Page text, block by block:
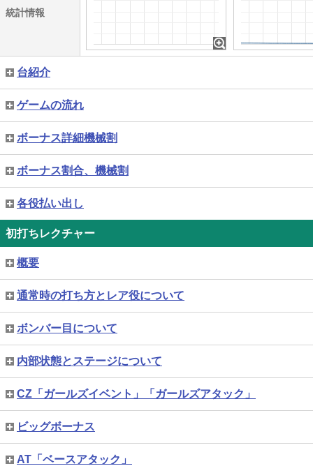
統計情報
台紹介
ゲームの流れ
ボーナス詳細機械割
ボーナス割合、機械割
各役払い出し
初打ちレクチャー
概要
通常時の打ち方とレア役について
ボンバー目について
内部状態とステージについて
CZ「ガールズイベント」「ガールズアタック」
ビッグボーナス
AT「ベースアタック」